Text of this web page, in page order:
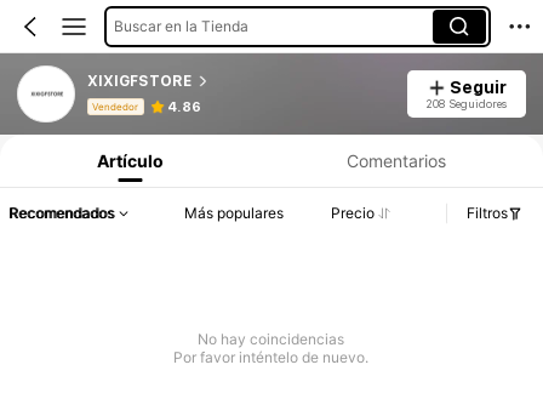
Buscar en la Tienda
XIXIGFSTORE
Vendedor 4.86
Seguir
208 Seguidores
Artículo Comentarios
Recomendados Más populares Precio Filtros
No hay coincidencias
Por favor inténtelo de nuevo.